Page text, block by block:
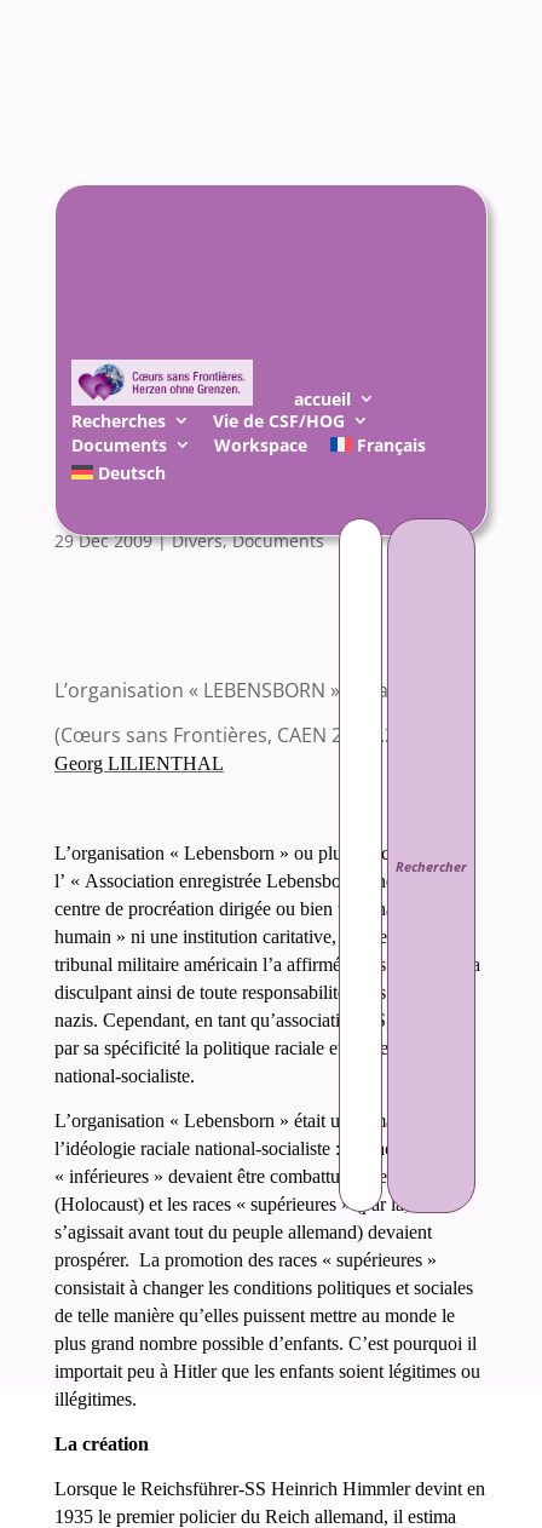
accueil
Recherches
Vie de CSF/HOG
Documents
Workspace
Français
Deutsch
Rechercher :
La recherche du père –
Etat des lieux en Autriche
29 Déc 2009|Divers,Documents
L’organisation « LEBENSBORN » de la SS
(Cœurs sans Frontières, CAEN 28.11.2009)
Georg LILIENTHAL
L’organisation « Lebensborn » ou plus exactement
l’ « Association enregistrée Lebensborn » ne fut ni un
centre de procréation dirigée ou bien un « haras
humain » ni une institution caritative, même si un
tribunal militaire américain l’a affirmé après la guerre, la
disculpant ainsi de toute responsabilité dans les crimes
nazis. Cependant, en tant qu’association SS, elle servit
par sa spécificité la politique raciale et de peuplement
national-socialiste.
L’organisation « Lebensborn » était une émanation de
l’idéologie raciale national-socialiste : les races
« inférieures » devaient être combattues et exterminées
(Holocaust) et les races « supérieures » (par là, il
s’agissait avant tout du peuple allemand) devaient
prospérer. La promotion des races « supérieures »
consistait à changer les conditions politiques et sociales
de telle manière qu’elles puissent mettre au monde le
plus grand nombre possible d’enfants. C’est pourquoi il
importait peu à Hitler que les enfants soient légitimes ou
illégitimes.
La création
Lorsque le Reichsführer-SS Heinrich Himmler devint en
1935 le premier policier du Reich allemand, il estima